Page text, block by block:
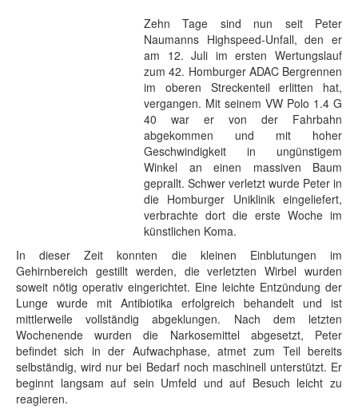
Zehn Tage sind nun seit Peter
Naumanns Highspeed-Unfall, den er
am 12. Juli im ersten Wertungslauf
zum 42. Homburger ADAC Bergrennen
im oberen Streckenteil erlitten hat,
vergangen. Mit seinem VW Polo 1.4 G
40 war er von der Fahrbahn
abgekommen und mit hoher
Geschwindigkeit in ungünstigem
Winkel an einen massiven Baum
geprallt. Schwer verletzt wurde Peter in
die Homburger Uniklinik eingeliefert,
verbrachte dort die erste Woche im
künstlichen Koma.
In dieser Zeit konnten die kleinen Einblutungen im
Gehirnbereich gestillt werden, die verletzten Wirbel wurden
soweit nötig operativ eingerichtet. Eine leichte Entzündung der
Lunge wurde mit Antibiotika erfolgreich behandelt und ist
mittlerweile vollständig abgeklungen. Nach dem letzten
Wochenende wurden die Narkosemittel abgesetzt, Peter
befindet sich in der Aufwachphase, atmet zum Teil bereits
selbständig, wird nur bei Bedarf noch maschinell unterstützt. Er
beginnt langsam auf sein Umfeld und auf Besuch leicht zu
reagieren.